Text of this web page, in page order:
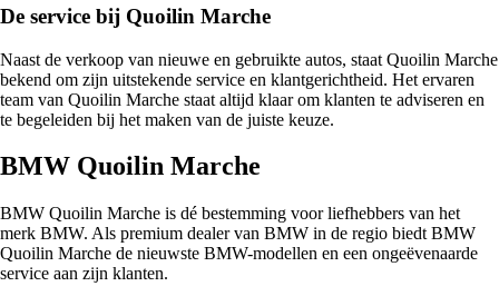
De service bij Quoilin Marche
Naast de verkoop van nieuwe en gebruikte autos, staat Quoilin Marche
bekend om zijn uitstekende service en klantgerichtheid. Het ervaren
team van Quoilin Marche staat altijd klaar om klanten te adviseren en
te begeleiden bij het maken van de juiste keuze.
BMW Quoilin Marche
BMW Quoilin Marche is dé bestemming voor liefhebbers van het
merk BMW. Als premium dealer van BMW in de regio biedt BMW
Quoilin Marche de nieuwste BMW-modellen en een ongeëvenaarde
service aan zijn klanten.